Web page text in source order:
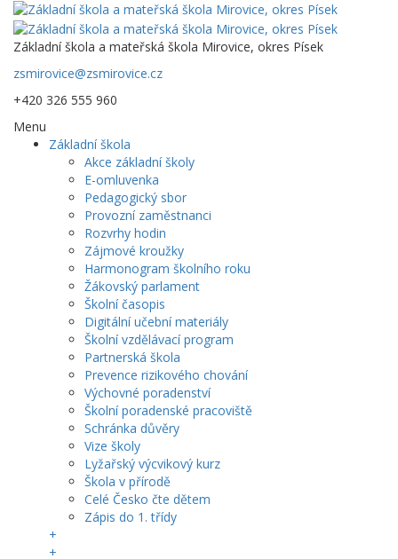
Základní škola a mateřská škola Mirovice, okres Písek
zsmirovice@zsmirovice.cz
+420 326 555 960
Menu
Základní škola
Akce základní školy
E-omluvenka
Pedagogický sbor
Provozní zaměstnanci
Rozvrhy hodin
Zájmové kroužky
Harmonogram školního roku
Žákovský parlament
Školní časopis
Digitální učební materiály
Školní vzdělávací program
Partnerská škola
Prevence rizikového chování
Výchovné poradenství
Školní poradenské pracoviště
Schránka důvěry
Vize školy
Lyžařský výcvikový kurz
Škola v přírodě
Celé Česko čte dětem
Zápis do 1. třídy
+
+